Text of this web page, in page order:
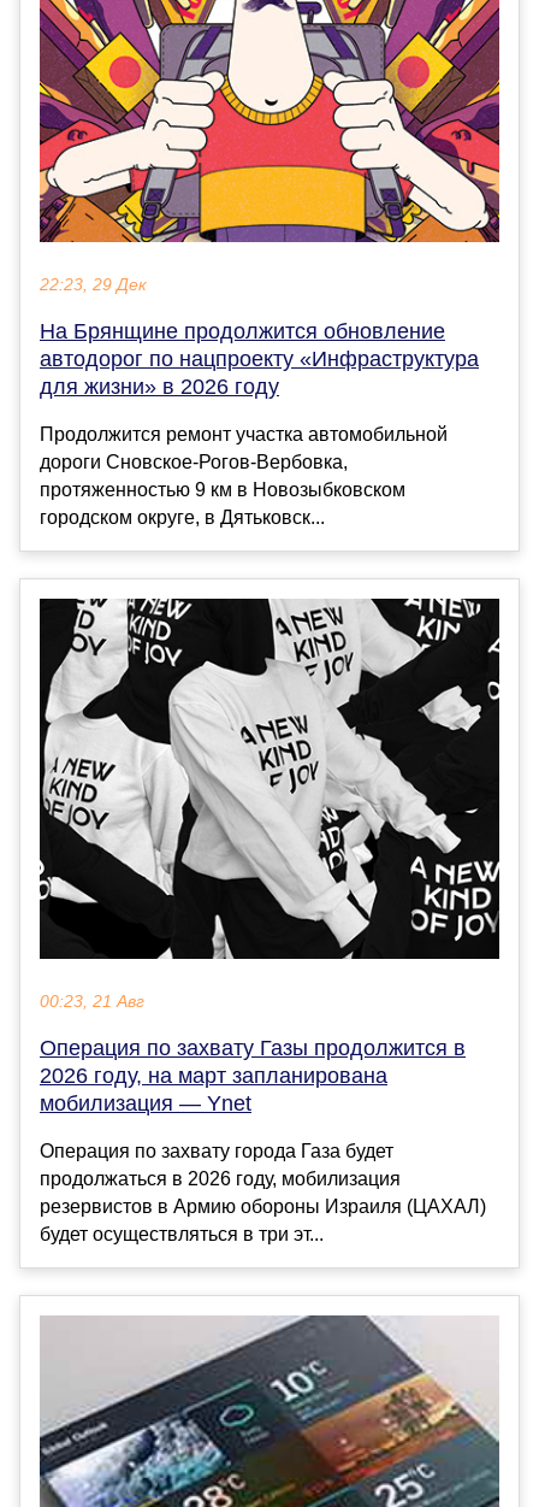
22:23, 29 Дек
На Брянщине продолжится обновление
автодорог по нацпроекту «Инфраструктура
для жизни» в 2026 году
Продолжится ремонт участка автомобильной
дороги Сновское-Рогов-Вербовка,
протяженностью 9 км в Новозыбковском
городском округе, в Дятьковск...
00:23, 21 Авг
Операция по захвату Газы продолжится в
2026 году, на март запланирована
мобилизация — Ynet
Операция по захвату города Газа будет
продолжаться в 2026 году, мобилизация
резервистов в Армию обороны Израиля (ЦАХАЛ)
будет осуществляться в три эт...